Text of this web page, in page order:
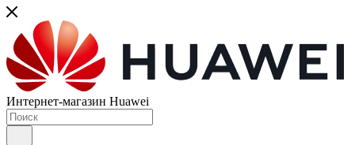
Интернет-магазин Huawei